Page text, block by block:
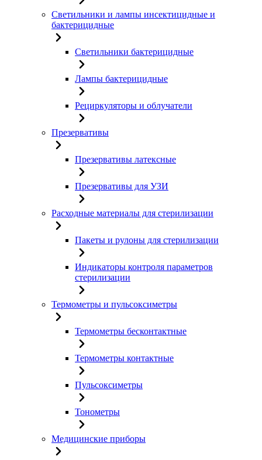
Светильники и лампы инсектицидные и
бактерицидные
Светильники бактерицидные
Лампы бактерицидные
Рециркуляторы и облучатели
Презервативы
Презервативы латексные
Презервативы для УЗИ
Расходные материалы для стерилизации
Пакеты и рулоны для стерилизации
Индикаторы контроля параметров
стерилизации
Термометры и пульсоксиметры
Термометры бесконтактные
Термометры контактные
Пульсоксиметры
Тонометры
Медицинские приборы